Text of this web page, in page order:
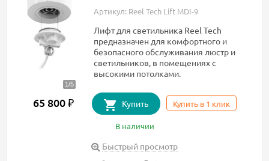
Артикул: Reel Tech Lift MDI-9
​Лифт для светильника Reel Tech
предназначен для комфортного и
безопасного обслуживания люстр и
светильников, в помещениях с
высокими потолками.
65 800 ₽ Купить Купить в 1 клик
В наличии
Быстрый просмотр